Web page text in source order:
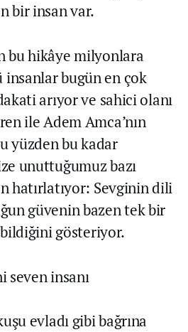
bir insan var.
bu hikâye milyonlara
bugün en çok
arıyor ve sahici olanı
ile Adem Amca’nın
yüzden bu kadar
unuttuğumuz bazı
hatırlatıyor: Sevginin dili
güvenin bazen tek bir
gösteriyor.
seven insanı
evladı gibi bağrına